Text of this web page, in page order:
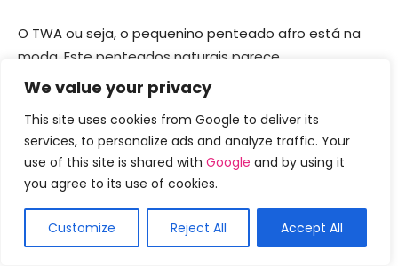
We value your privacy
This site uses cookies from Google to deliver its
services, to personalize ads and analyze traffic. Your
use of this site is shared with Google and by using it
you agree to its use of cookies.
Customize Reject All Accept All
O TWA ou seja, o pequenino penteado afro está na
moda. Este penteados naturais parece
magnetizando nas cabeças redondas. Experimente
este penteado com um par de óculos de aviador e
agite o dia.
16.) Falcão Faux ordenadamente
Recortado